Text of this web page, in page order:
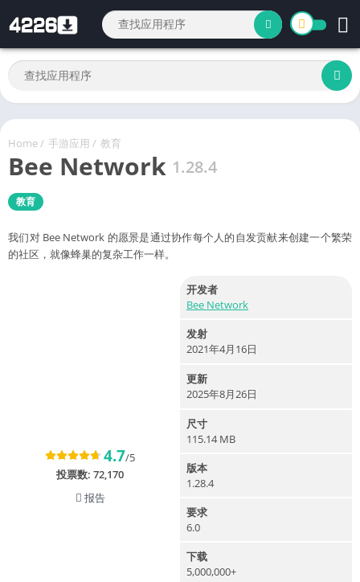
Home/ 手游应用 / 教育
Bee Network 1.28.4
教育
我们对 Bee Network 的愿景是通过协作每个人的自发贡献来创建一个繁荣
的社区，就像蜂巢的复杂工作一样。
4.7/5
投票数: 72,170
报告
开发者
Bee Network
发射
2021年4月16日
更新
2025年8月26日
尺寸
115.14 MB
版本
1.28.4
要求
6.0
下载
5,000,000+